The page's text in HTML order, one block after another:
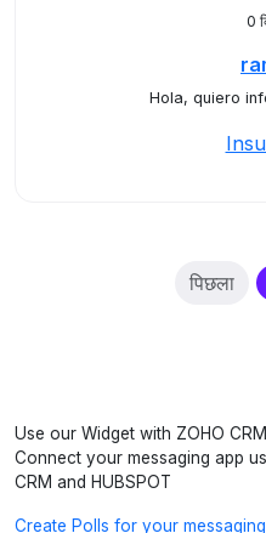
0
Hola, quiero
पिछला
Use our Widget with ZOHO CRM,
Connect your messaging app
CRM and HUBSPOT
Create Polls for your